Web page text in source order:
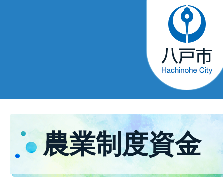
農業制度資金